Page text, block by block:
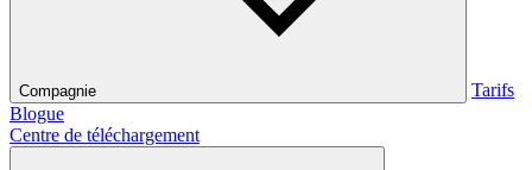
Compagnie
Tarifs
Blogue
Centre de téléchargement